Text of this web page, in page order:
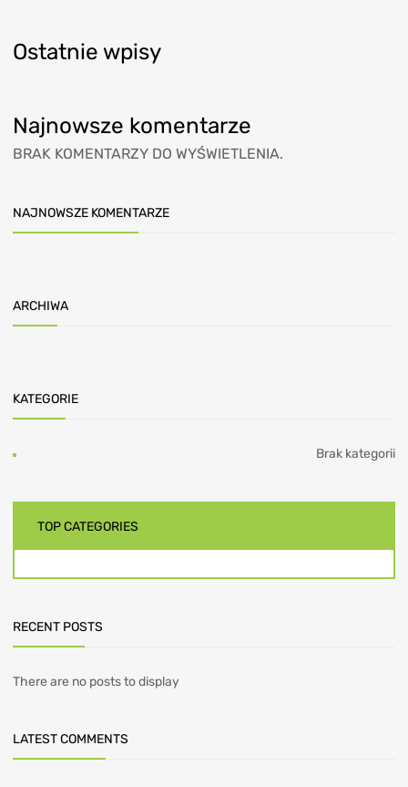
Ostatnie wpisy
Najnowsze komentarze
BRAK KOMENTARZY DO WYŚWIETLENIA.
NAJNOWSZE KOMENTARZE
ARCHIWA
KATEGORIE
Brak kategorii
TOP CATEGORIES
RECENT POSTS
There are no posts to display
LATEST COMMENTS